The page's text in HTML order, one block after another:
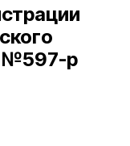
№597-р